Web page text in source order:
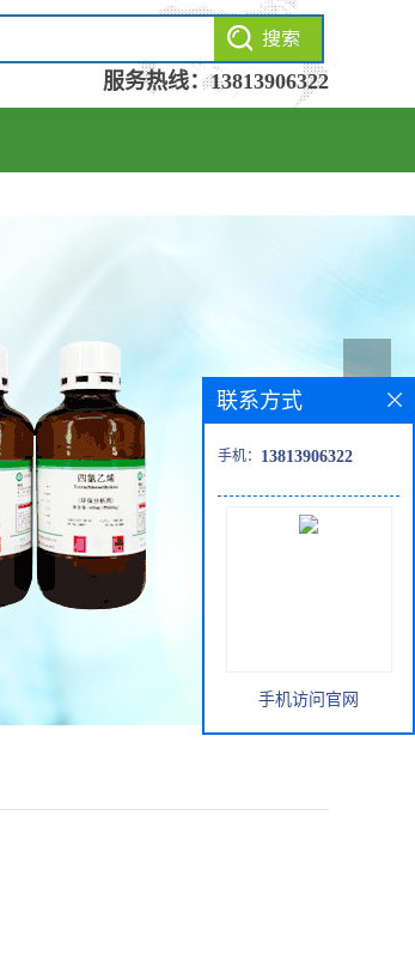
服务热线：13813906322
联系方式
手机： 13813906322
手机访问官网